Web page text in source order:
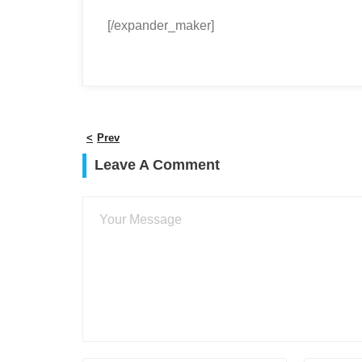
[/expander_maker]
Prev
Leave A Comment